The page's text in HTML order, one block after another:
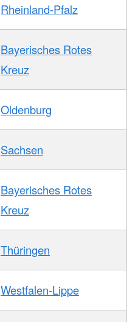
Rheinland-Pfalz
Bayerisches Rotes
Kreuz
Oldenburg
Sachsen
Bayerisches Rotes
Kreuz
Thüringen
Westfalen-Lippe